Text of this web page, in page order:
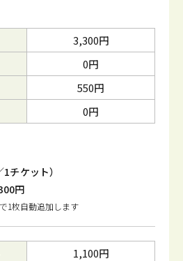
3,300円
0円
550円
0円
1チケット）
円
1枚自動追加します
1,100円